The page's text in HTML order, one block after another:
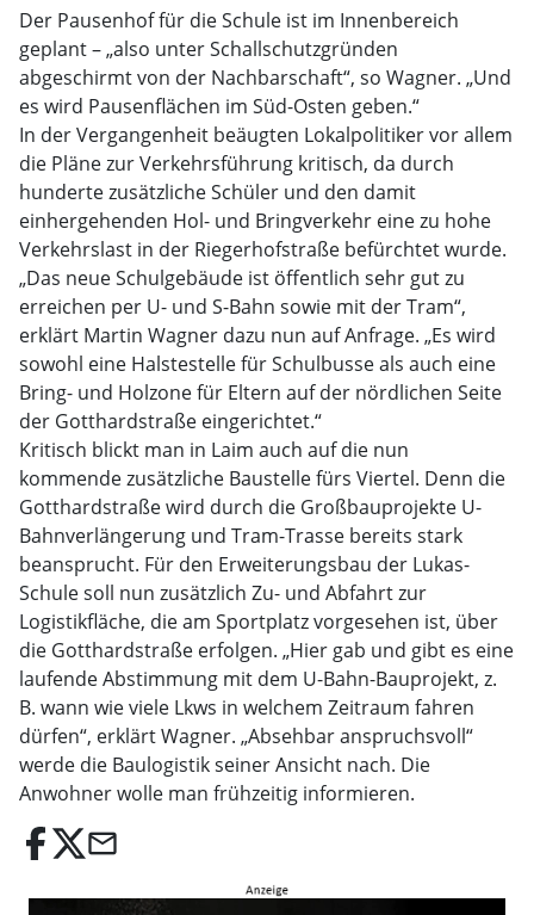
Der Pausenhof für die Schule ist im Innenbereich
geplant – „also unter Schallschutzgründen
abgeschirmt von der Nachbarschaft“, so Wagner. „Und
es wird Pausenflächen im Süd-Osten geben.“
In der Vergangenheit beäugten Lokalpolitiker vor allem
die Pläne zur Verkehrsführung kritisch, da durch
hunderte zusätzliche Schüler und den damit
einhergehenden Hol- und Bringverkehr eine zu hohe
Verkehrslast in der Riegerhofstraße befürchtet wurde.
„Das neue Schulgebäude ist öffentlich sehr gut zu
erreichen per U- und S-Bahn sowie mit der Tram“,
erklärt Martin Wagner dazu nun auf Anfrage. „Es wird
sowohl eine Halstestelle für Schulbusse als auch eine
Bring- und Holzone für Eltern auf der nördlichen Seite
der Gotthardstraße eingerichtet.“
Kritisch blickt man in Laim auch auf die nun
kommende zusätzliche Baustelle fürs Viertel. Denn die
Gotthardstraße wird durch die Großbauprojekte U-
Bahnverlängerung und Tram-Trasse bereits stark
beansprucht. Für den Erweiterungsbau der Lukas-
Schule soll nun zusätzlich Zu- und Abfahrt zur
Logistikfläche, die am Sportplatz vorgesehen ist, über
die Gotthardstraße erfolgen. „Hier gab und gibt es eine
laufende Abstimmung mit dem U-Bahn-Bauprojekt, z.
B. wann wie viele Lkws in welchem Zeitraum fahren
dürfen“, erklärt Wagner. „Absehbar anspruchsvoll“
werde die Baulogistik seiner Ansicht nach. Die
Anwohner wolle man frühzeitig informieren.
email